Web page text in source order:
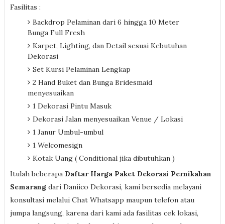
Fasilitas :
Backdrop Pelaminan dari 6 hingga 10 Meter
Bunga Full Fresh
Karpet, Lighting, dan Detail sesuai Kebutuhan
Dekorasi
Set Kursi Pelaminan Lengkap
2 Hand Buket dan Bunga Bridesmaid
menyesuaikan
1 Dekorasi Pintu Masuk
Dekorasi Jalan menyesuaikan Venue / Lokasi
1 Janur Umbul-umbul
1 Welcomesign
Kotak Uang ( Conditional jika dibutuhkan )
Itulah beberapa Daftar Harga Paket Dekorasi Pernikahan
Semarangdari Daniico Dekorasi, kami bersedia melayani
konsultasi melalui Chat Whatsapp maupun telefon atau
jumpa langsung, karena dari kami ada fasilitas cek lokasi,